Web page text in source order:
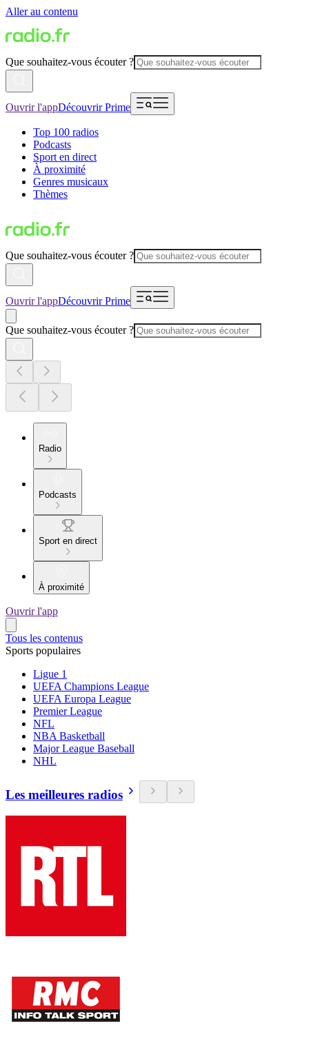
Aller au contenu
Que souhaitez-vous écouter ?
Ouvrir l'appDécouvrir Prime
Top 100 radios
Podcasts
Sport en direct
À proximité
Genres musicaux
Thèmes
Que souhaitez-vous écouter ?
Ouvrir l'appDécouvrir Prime
Que souhaitez-vous écouter ?
Radio
Podcasts
Sport en direct
À proximité
Ouvrir l'app
Tous les contenus
Sports populaires
Ligue 1
UEFA Champions League
UEFA Europa League
Premier League
NFL
NBA Basketball
Major League Baseball
NHL
Les meilleures radios